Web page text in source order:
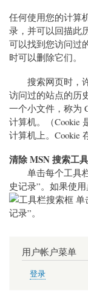
任何使用您的计算
录，并可以回描此
可以找到您访问过
时可以删除它们。
搜索网页时，许
访问过的站点的历
一个小文件，称为
计算机。（Cookie
计算机上。Cookie
清除 MSN 搜索工
单击每个工具栏
史记录”。如果使
单
记录”。
用户帐户菜单
登录